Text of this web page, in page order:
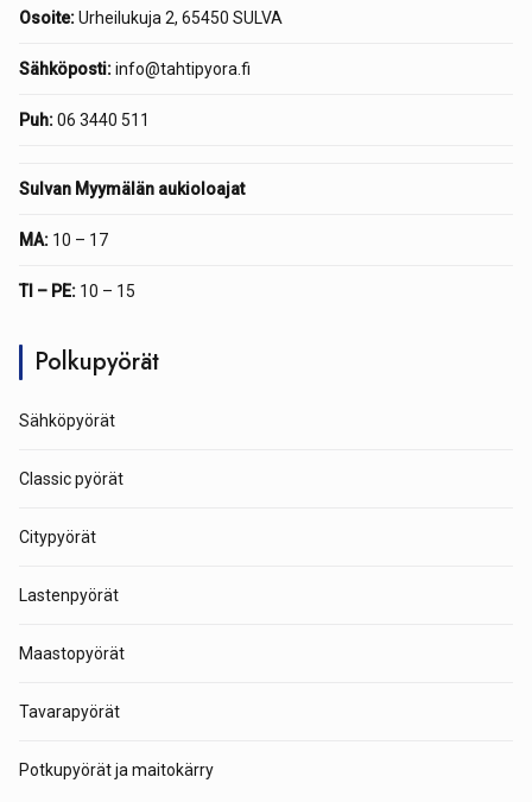
Osoite:Urheilukuja 2, 65450 SULVA
Sähköposti:info@tahtipyora.fi
Puh:06 3440 511
Sulvan Myymälän aukioloajat
MA: 10 – 17
TI – PE: 10 – 15
Polkupyörät
Sähköpyörät
Classic pyörät
Citypyörät
Lastenpyörät
Maastopyörät
Tavarapyörät
Potkupyörät ja maitokärry